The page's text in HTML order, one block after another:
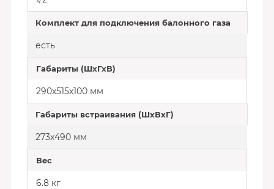
Комплект для подключения балонного газа
есть
Габариты (ШхГхВ)
290х515х100 мм
Габариты встраивания (ШхВхГ)
273x490 мм
Вес
6.8 кг